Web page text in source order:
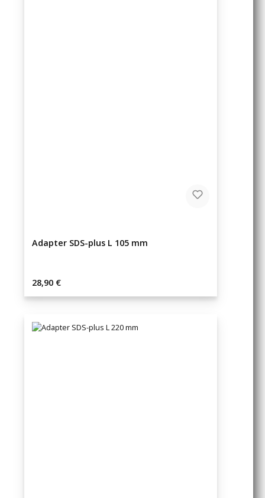
Adapter SDS-plus L 105 mm
Regulärer Preis:
28,90 €